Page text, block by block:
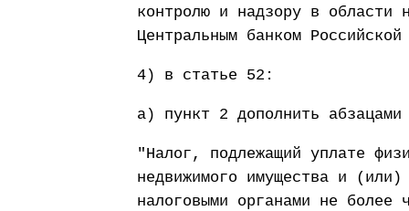
контролю и надзору в области
Центральным банком
4) в статье 52:
а) пункт 2 дополнить абзацами
"Налог, подлежащий уплате
недвижимого имущества и (или)
налоговыми органами не более